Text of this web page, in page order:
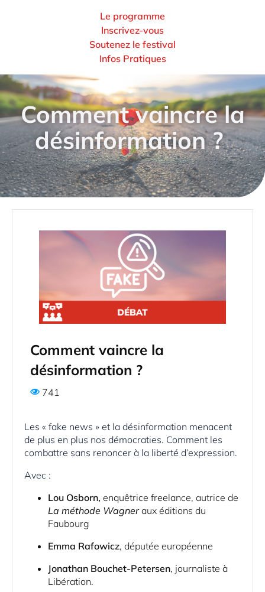
Le programme
Inscrivez-vous
Soutenez le festival
Infos Pratiques
Comment vaincre la
désinformation ?
Comment vaincre la
désinformation ?
741
Les « fake news » et la désinformation menacent
de plus en plus nos démocraties. Comment les
combattre sans renoncer à la liberté d’expression.
Avec :
Lou Osborn, enquêtrice freelance, autrice de
La méthode Wagneraux éditions du
Faubourg
Emma Rafowicz, députée européenne
Jonathan Bouchet-Petersen, journaliste à
Libération.